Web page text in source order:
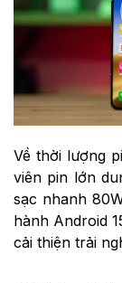
Về thời lượng
viên pin lớn
sạc nhanh
hành Android
cải thiện trải